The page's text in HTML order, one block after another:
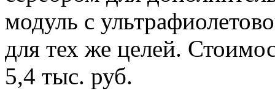
модуль с
для тех же целей.
5,4 тыс. руб.